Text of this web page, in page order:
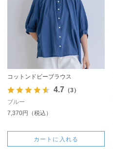
コットンドビーブラウス
4.7 （3）
ブルー
7,370円（税込）
カートに入れる